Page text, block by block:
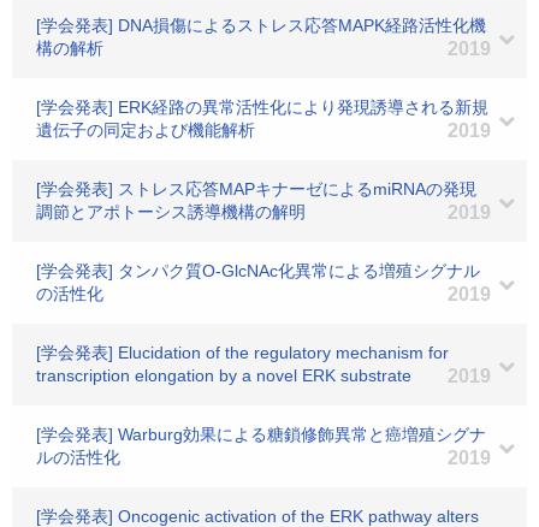
[学会発表] DNA損傷によるストレス応答MAPK経路活性化機
構の解析
2019
[学会発表] ERK経路の異常活性化により発現誘導される新規
遺伝子の同定および機能解析
2019
[学会発表] ストレス応答MAPキナーゼによるmiRNAの発現
調節とアポトーシス誘導機構の解明
2019
[学会発表] タンパク質O-GlcNAc化異常による増殖シグナル
の活性化
2019
[学会発表] Elucidation of the regulatory mechanism for
transcription elongation by a novel ERK substrate
2019
[学会発表] Warburg効果による糖鎖修飾異常と癌増殖シグナ
ルの活性化
2019
[学会発表] Oncogenic activation of the ERK pathway alters